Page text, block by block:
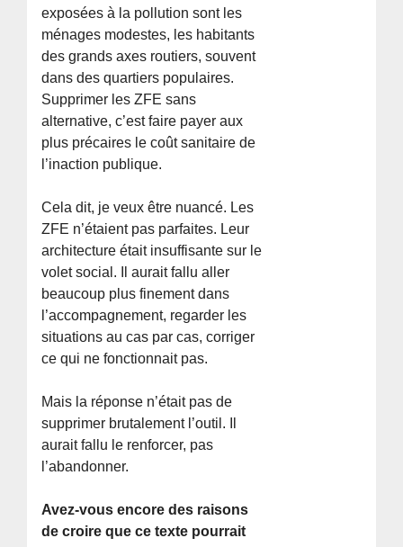
exposées à la pollution sont les
ménages modestes, les habitants
des grands axes routiers, souvent
dans des quartiers populaires.
Supprimer les ZFE sans
alternative, c’est faire payer aux
plus précaires le coût sanitaire de
l’inaction publique.
Cela dit, je veux être nuancé. Les
ZFE n’étaient pas parfaites. Leur
architecture était insuffisante sur le
volet social. Il aurait fallu aller
beaucoup plus finement dans
l’accompagnement, regarder les
situations au cas par cas, corriger
ce qui ne fonctionnait pas.
Mais la réponse n’était pas de
supprimer brutalement l’outil. Il
aurait fallu le renforcer, pas
l’abandonner.
Avez-vous encore des raisons
de croire que ce texte pourrait